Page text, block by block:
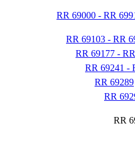
RR 69000 - RR
RR 69103 - RR
RR 69177 -
RR 69241 -
RR 69289
RR
RR